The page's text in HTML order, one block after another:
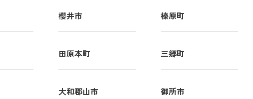
櫻井市 榛原町
田原本町 三郷町
大和郡山市 御所市